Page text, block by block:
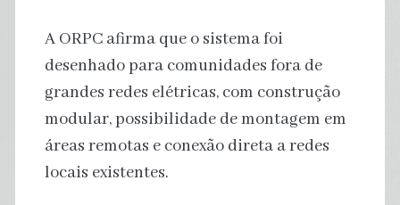
A ORPC afirma que o sistema foi
desenhado para comunidades fora de
grandes redes elétricas, com construção
modular, possibilidade de montagem em
áreas remotas e conexão direta a redes
locais existentes.